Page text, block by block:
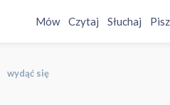
Mów Czytaj Słuchaj Pisz
wydąć się